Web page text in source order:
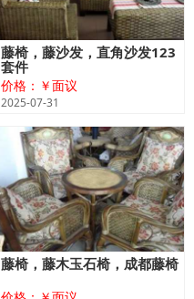
藤椅，藤沙发，直角沙发123
套件
价格：￥面议
2025-07-31
藤椅，藤木玉石椅，成都藤椅